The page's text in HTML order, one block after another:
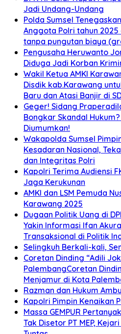
Jadi Undang-Undang
Polda Sumsel
Anggota Polri tahun
tanpa pungutan biaya
Pengusaha Heruwanto
Diduga Jadi Korban
Wakil Ketua AMKI
Disdik kab.Karawang
Baru dan Atasi Banjir di
Geger! Sidang
Bongkar Skandal
Diumumkan!
Wakapolda Sumsel
Kesadaran Nasional,
dan Integritas Polri
Kapolri Terima Audiensi
Jaga Kerukunan
AMKI dan LSM Pemuda
Karawang 2025
Dugaan Politik Uang di
Yakin Informasi Ifan
Transaksional di Politik
Selingkuh Berkali-kali,
Coretan Dinding “Adili
PalembangCoretan
Menjamur di Kota
Razman dan Hukum
Kapolri Pimpin Kenaikan
Massa GEMPUR
Tak Disetor PT MEP,